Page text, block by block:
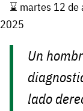
⌛️ martes 12 de
2025
Un
lado